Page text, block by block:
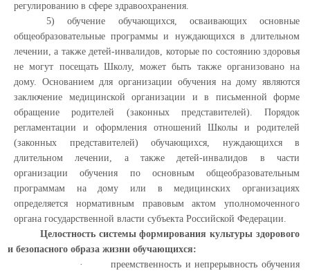
регулированию в сфере здравоохранения.
5) обучение обучающихся, осваивающих основные
общеобразовательные программы и нуждающихся в длительном
лечении, а также детей-инвалидов, которые по состоянию здоровья
не могут посещать Школу, может быть также организовано на
дому. Основанием для организации обучения на дому являются
заключение медицинской организации и в письменной форме
обращение родителей (законных представителей). Порядок
регламентации и оформления отношений Школы и родителей
(законных представителей) обучающихся, нуждающихся в
длительном лечении, а также детей-инвалидов в части
организации обучения по основным общеобразовательным
программам на дому или в медицинских организациях
определяется нормативным правовым актом уполномоченного
органа государственной власти субъекта Российской Федерации.
Целостность системы формирования культуры здорового
и безопасного образа жизни обучающихся:
·
преемственность и непрерывность обучения